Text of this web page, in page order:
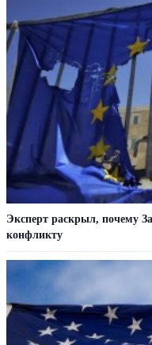
Эксперт раскрыл, почему
конфликту